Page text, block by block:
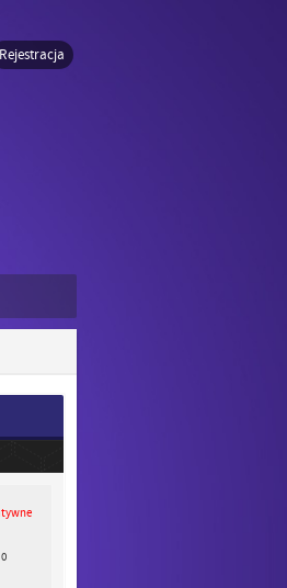
Rejestracja
0